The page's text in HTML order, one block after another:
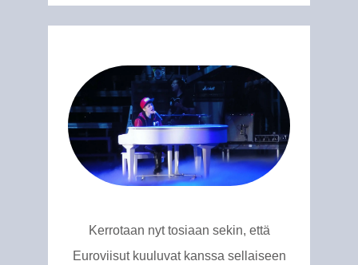
Kerrotaan nyt tosiaan sekin, että
Euroviisut kuuluvat kanssa sellaiseen